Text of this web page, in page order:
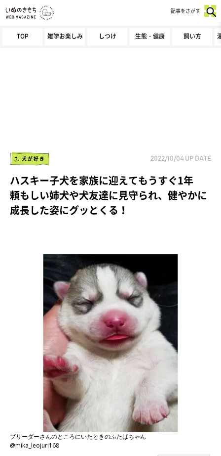
TOP 雑学お楽しみ しつけ 生態・健康 飼い方
記事をさがす
犬が好き 2022/10/04 UP DATE
ハスキー子犬を家族に迎えてもうすぐ1年
頼もしい姉犬や犬友達に見守られ、健やかに
成長した姿にグッとくる！
ブリーダーさんのところにいたときのふたばちゃん
@mika_leojuri168